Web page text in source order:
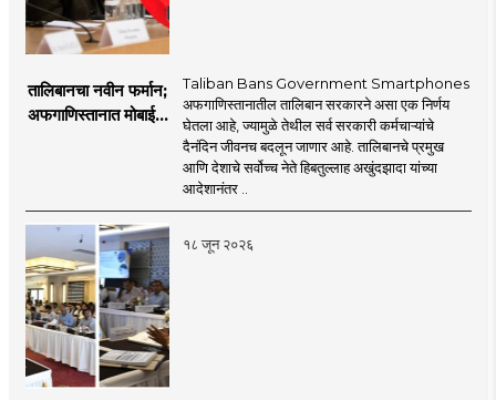
तालिबानचा नवीन फर्मान;
अफगाणिस्तानात मोबाईल
Taliban Bans Government Smartphones
अफगाणिस्तानातील तालिबान सरकारने असा एक निर्णय
घेतला आहे, ज्यामुळे तेथील सर्व सरकारी कर्मचाऱ्यांचे
दैनंदिन जीवनच बदलून जाणार आहे. तालिबानचे प्रमुख
आणि देशाचे सर्वोच्च नेते हिबतुल्लाह अखुंदझादा यांच्या
आदेशानंतर ..
१८ जून २०२६